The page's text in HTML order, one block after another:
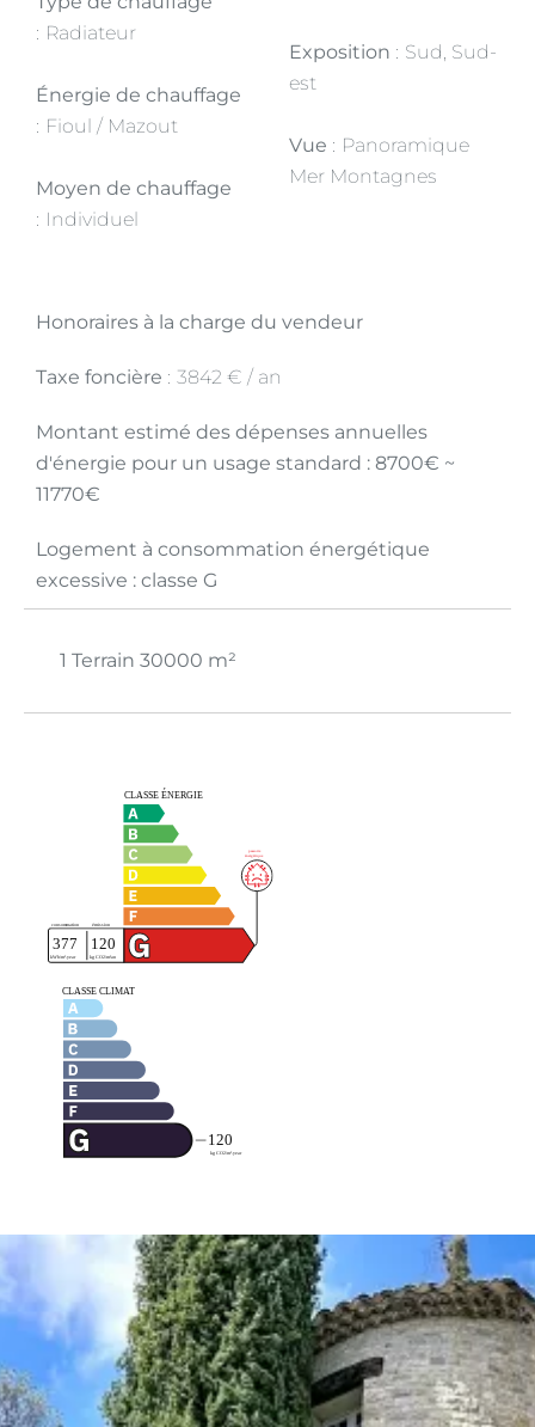
Radiateur
Énergie de chauffage
Fioul / Mazout
Moyen de chauffage
Individuel
Exposition
Sud, Sud-
est
Vue
Panoramique
Mer Montagnes
Honoraires à la charge du vendeur
Taxe foncière 3842 € / an
Montant estimé des dépenses annuelles
d'énergie pour un usage standard : 8700€ ~
11770€
Logement à consommation énergétique
excessive : classe G
1 Terrain 30000 m²